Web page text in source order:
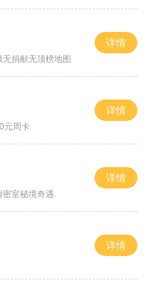
捐献无顶榜地图
详情
元周卡
详情
密室秘境奇遇.
详情
详情